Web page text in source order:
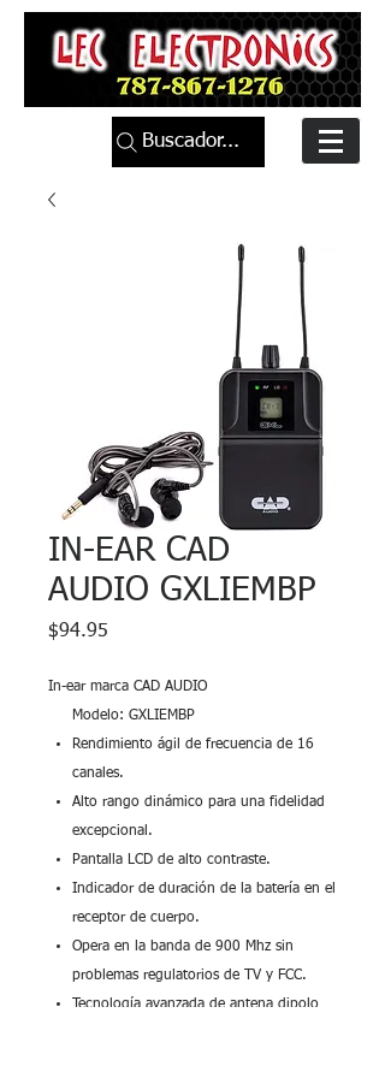
Buscador...
IN-EAR CAD
AUDIO GXLIEMBP
$94.95
In-ear marca CAD AUDIO
Modelo: GXLIEMBP
Rendimiento ágil de frecuencia de 16
canales.
Alto rango dinámico para una fidelidad
excepcional.
Pantalla LCD de alto contraste.
Indicador de duración de la batería en el
receptor de cuerpo.
Opera en la banda de 900 Mhz sin
problemas regulatorios de TV y FCC.
Tecnología avanzada de antena dipolo